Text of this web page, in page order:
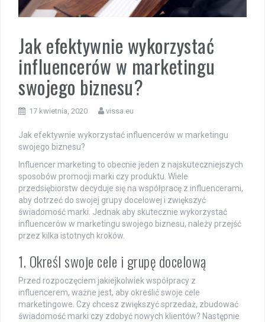
Jak efektywnie wykorzystać
influencerów w marketingu
swojego biznesu?
17 kwietnia, 2020 vissa.eu
Jak efektywnie wykorzystać influencerów w marketingu
swojego biznesu?
Influencer marketing to obecnie jeden z najskuteczniejszych
sposobów promocji marki czy produktu. Wiele
przedsiębiorstw decyduje się na współpracę z influencerami,
aby dotrzeć do swojej grupy docelowej i zwiększyć
świadomość marki. Jednak aby skutecznie wykorzystać
influencerów w marketingu swojego biznesu, należy przejść
przez kilka istotnych kroków.
1. Określ swoje cele i grupę docelową
Przed rozpoczęciem jakiejkolwiek współpracy z
influencerem, ważne jest, aby określić swoje cele
marketingowe. Czy chcesz zwiększyć sprzedaż, zbudować
świadomość marki czy zdobyć nowych klientów? Następnie